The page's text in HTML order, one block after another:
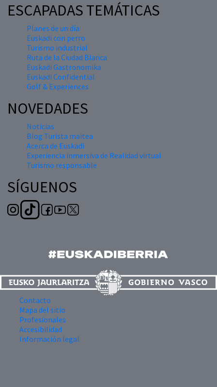
ESCAPADAS TEMÁTICAS
Planes de un día
Euskadi con perro
Turismo industrial
Ruta de la Ciudad Blanca
Euskadi Gastronomika
Euskadi Confidential
Golf & Experiences
NOVEDADES
Noticias
Blog Turista maitea
Acerca de Euskadi
Experiencia inmersiva de Realidad virtual
Turismo responsable
SÍGUENOS
Contacto
Mapa del sitio
Profesionales
Accesibilidad
Información legal